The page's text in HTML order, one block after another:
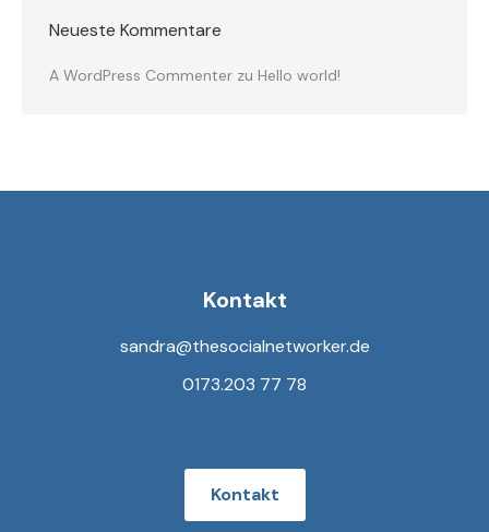
Neueste Kommentare
A WordPress Commenter zu Hello world!
Kontakt
sandra@thesocialnetworker.de
0173.203 77 78
Kontakt